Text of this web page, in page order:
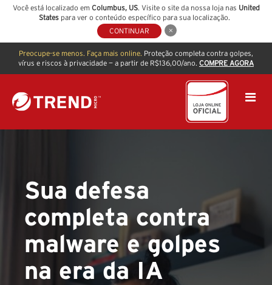
Você está localizado em Columbus, US. Visite o site da nossa loja nas United
Statespara ver o conteúdo específico para sua localização.
CONTINUAR
Preocupe-se menos. Faça mais online. Proteção completa contra golpes,
vírus e riscos à privacidade — a partir de R$136,00/ano. COMPRE AGORA
Sua defesa
completa contra
malware e golpes
na era da IA